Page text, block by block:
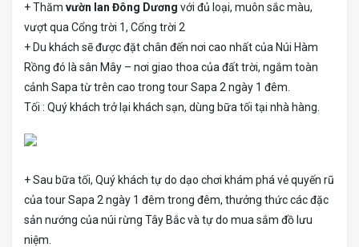
+ Thăm vườn lan Đông Dương với đủ loại, muôn sắc màu,
vượt qua Cổng trời 1, Cổng trời 2
+ Du khách sẽ được đặt chân đến nơi cao nhất của Núi Hàm
Rồng đó là sân Mây – nơi giao thoa của đất trời, ngắm toàn
cảnh Sapa từ trên cao trong tour Sapa 2 ngày 1 đêm.
Tối : Quý khách trở lại khách sạn, dùng bữa tối tại nhà hàng.
+ Sau bữa tối, Quý khách tự do dạo chơi khám phá vẻ quyến rũ
của tour Sapa 2 ngày 1 đêm trong đêm, thưởng thức các đặc
sản nướng của núi rừng Tây Bắc và tự do mua sắm đồ lưu
niệm.